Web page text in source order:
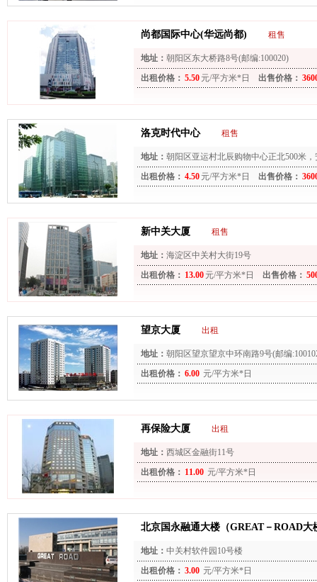
尚都国际中心(华远尚都) 租售
地址： 朝阳区东大桥路8号(邮编:100020)
出租价格： 5.50 元/平方米*日 出售价格：
洛克时代中心 租售
地址： 朝阳区亚运村北辰购物中心正北500米
(邮编:100101)
出租价格： 4.50 元/平方米*日 出售价格：
新中关大厦 租售
地址： 海淀区中关村大街19号
出租价格： 13.00 元/平方米*日 出售价格：
望京大厦 出租
地址： 朝阳区望京望京中环南路9号(邮编
出租价格： 6.00 元/平方米*日
再保险大厦 出租
地址： 西城区金融街11号
出租价格： 11.00 元/平方米*日
北京国永融通大楼（GREAT－ROAD大
地址： 中关村软件园10号楼
出租价格： 3.00 元/平方米*日